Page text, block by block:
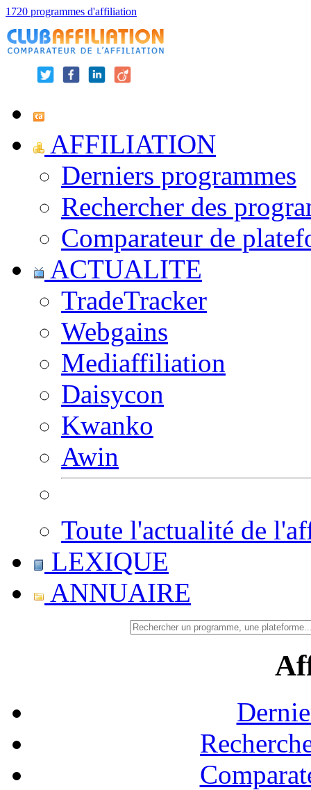
1720 programmes d'affiliation
AFFILIATION
Derniers programmes
Rechercher des
Comparateur de
ACTUALITE
TradeTracker
Webgains
Mediaffiliation
Daisycon
Kwanko
Awin
Toute l'actualité de
LEXIQUE
ANNUAIRE